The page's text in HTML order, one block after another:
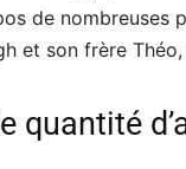
de nombreuses
et son frère
quantité